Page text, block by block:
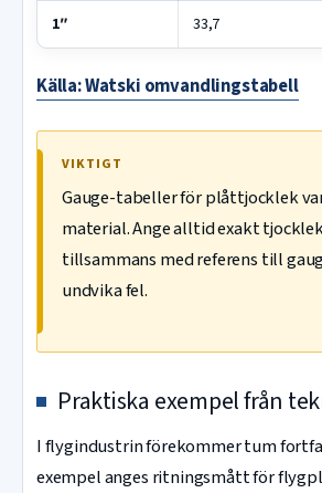
1″ 33,7
Källa: Watski omvandlingstabell
VIKTIGT
Gauge-tabeller för plåttjocklek
material. Ange alltid exakt
tillsammans med referens till
undvika fel.
Praktiska exempel från
I flygindustrin förekommer tum
exempel anges ritningsmått för